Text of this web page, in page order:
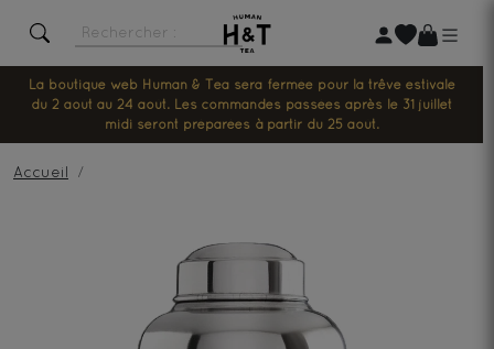
La boutique web Human & Tea sera fermée pour la trêve estivale
du 2 août au 24 août. Les commandes passées après le 31 juillet
midi seront préparées à partir du 25 août.
Accueil